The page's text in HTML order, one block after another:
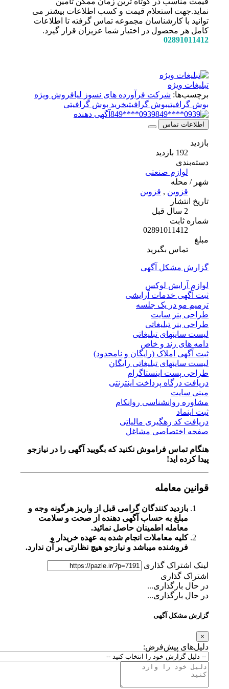
نماید.جهت استعلام قیمت و کسب اطلاعات بیشتر می
توانید با کارشناسان مجموعه تماس گرفته تا اطلاعات
کامل هر محصول در اختیار شما عزیزان قرار گیرد.
02891011412
تبلیغات ویژه
برچسب‌ها:شرکت فرآورده های نسوز لیافروش ویژه
بوش گرافیتیبوش گرافیتیخرید بوش گرافیتی
0939****849
آگهی دهنده
اطلاعات تماس
دسته‌بندی
لوازم صنعتی
شهر / محله
قزوین, قزوین
تاریخ انتشار
شماره ثابت
02891011412
تماس بگیرید
گزارش مشکل آگهی
لوازم آرایش لوکس
ثبت آگهی خدمات آرایشی
ترمیم مو در یک جلسه
طراحی بنر سایت
طراحی بنر تبلیغاتی
لیست سایتهای تبلیغاتی
دامه های رند و خاص
ثبت آگهی املاک (رایگان و نامحدود)
لیست سایتهای تبلیغاتی رایگان
طراحی پست اینستاگرام
دریافت درگاه پرداخت اینترنتی
مینی سایت
مشاوره روانشناسی روانکام
ثبت اینماد
دریافت کد رهگیری مالیاتی
صفحه اختصاصی مشاغل
هنگام تماس فراموش نکنید که بگویید آگهی را در نیازجو
پیدا کرده اید!
قوانین معامله
بازدید کنندگان گرامی قبل از واریز هرگونه وجه و
مبلغ به حساب آگهی دهنده از صحت و سلامت
معامله اطمینان حاصل نمائید.
کلیه معاملات انجام شده به عهده خریدار و
فروشنده میباشد و نیازجو هیچ نظارتی بر آن ندارد.
لینک اشتراک گذاری
اشتراک گذاری
در حال بارگذاری...
در حال بارگذاری...
گزارش مشکل آگهی
دلیل‌های پیش‌فرض: